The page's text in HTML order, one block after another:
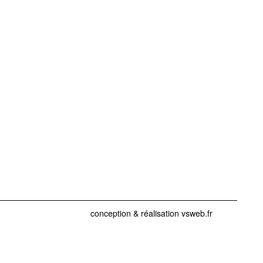
conception & réalisation vsweb.fr